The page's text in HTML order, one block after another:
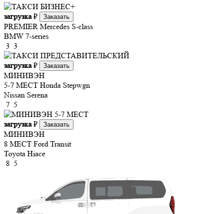
загрузка₽ Заказать
PREMIER Mercedes S-class
BMW 7-series
3 3
загрузка₽ Заказать
МИНИВЭН
5-7 МЕСТ Honda Stepwgn
Nissan Serena
7 5
загрузка₽ Заказать
МИНИВЭН
8 МЕСТ Ford Transit
Toyota Hiace
8 5